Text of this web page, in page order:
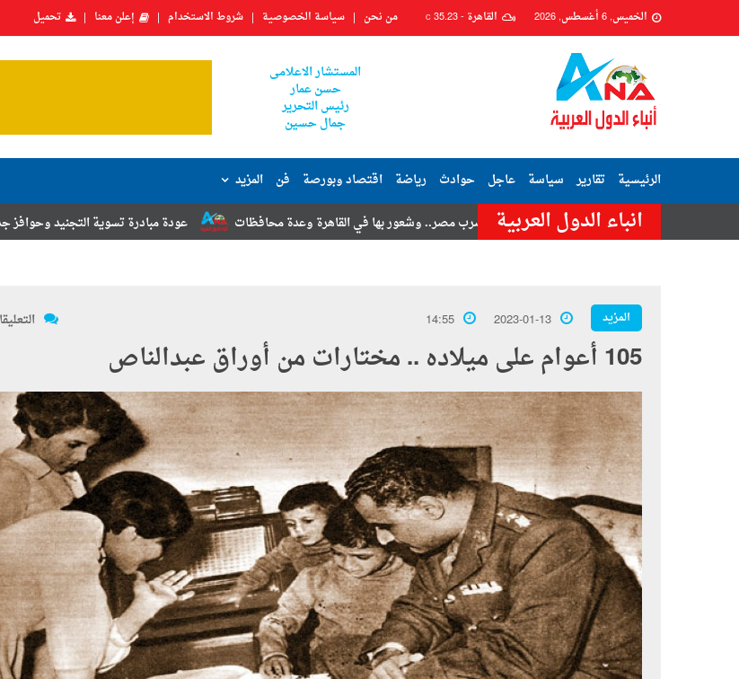
الخميس, 6 أغسطس, 2026 القاهرة -35.23
C من نحن سياسة الخصوصية شروط الاستخدام إعلن معنا تحميل
المستشار الاعلامى
حسن عمار
رئيس التحرير
جمال حسين
الرئيسية تقارير سياسة عاجل حوادث رياضة اقتصاد وبورصة فن المزيد
انباء الدول العربية عودة مبادرة تسوية التجنيد وحوافز جديدة للاستثمار.. هزة أرضية تضرب مصر.. وشعور بها في القاهرة وعدة محافظات
المزيد 2023-01-13
14:55
105 أعوام على ميلاده .. مختارات من أوراق عبدالناص